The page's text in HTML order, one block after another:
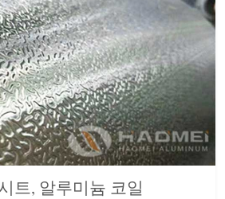
트, 알루미늄 코일